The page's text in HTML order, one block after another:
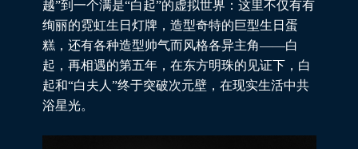
越”到一个满是“白起”的虚拟世界：这里不仅有有
绚丽的霓虹生日灯牌，造型奇特的巨型生日蛋
糕，还有各种造型帅气而风格各异主角——白
起，再相遇的第五年，在东方明珠的见证下，白
起和“白夫人”终于突破次元壁，在现实生活中共
浴星光。